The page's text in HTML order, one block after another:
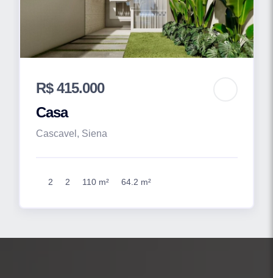
R$ 415.000
Casa
Cascavel, Siena
2 2 110 m² 64.2 m²